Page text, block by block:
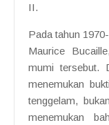
II.
Pada tahun
Maurice
mumi tersebut.
menemukan
tenggelam,
menemukan